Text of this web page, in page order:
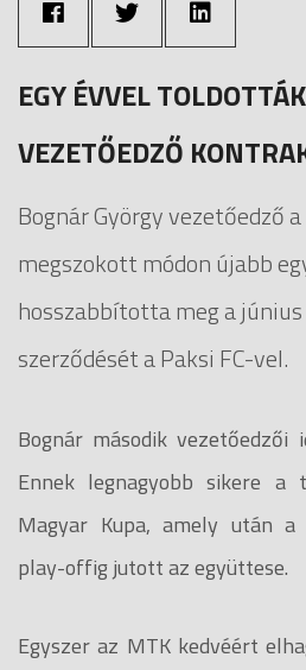
EGY ÉVVEL
VEZETŐEDZŐ
Bognár György vezetőedző
megszokott módon újabb
hosszabbította meg a
szerződését a Paksi FC-vel.
Bognár második vezetőedzői
Ennek legnagyobb sikere a
Magyar Kupa, amely után a
play-offig jutott az együttese.
Egyszer az MTK kedvéért